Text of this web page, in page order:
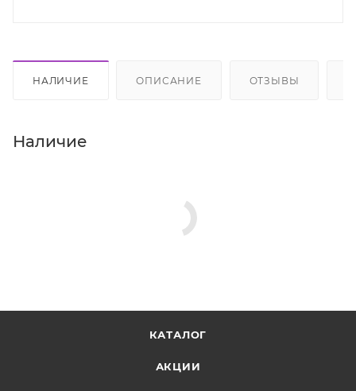
НАЛИЧИЕ ОПИСАНИЕ ОТЗЫВЫ
Наличие
КАТАЛОГ
АКЦИИ